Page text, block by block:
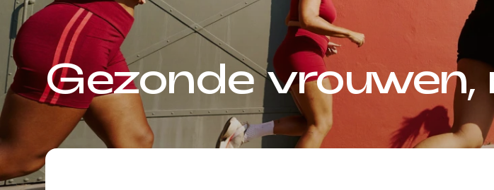
Gezonde